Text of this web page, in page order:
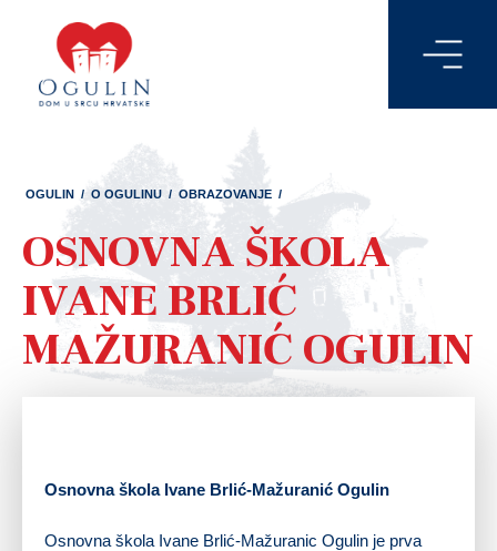
OGULIN / O OGULINU / OBRAZOVANJE /
OSNOVNA ŠKOLA
IVANE BRLIĆ
MAŽURANIĆ OGULIN
Osnovna škola Ivane Brlić-Mažuranić Ogulin
Osnovna škola Ivane Brlić-Mažuranic Ogulin je prva